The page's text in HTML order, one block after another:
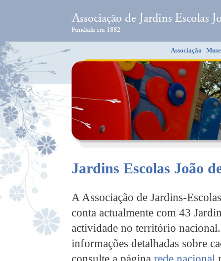
Associação |
Jardins Escolas João
A Associação de Jardins-
conta actualmente com 43
actividade no território
informações detalhadas sobre